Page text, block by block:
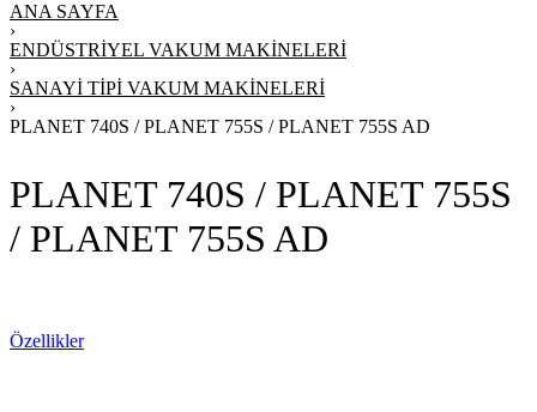
ANA SAYFA
›
ENDÜSTRIYEL VAKUM MAKINELERI
›
SANAYI TIPI VAKUM MAKINELERI
›
PLANET 740S / PLANET 755S / PLANET 755S AD
PLANET 740S / PLANET 755S
/ PLANET 755S AD
Özellikler